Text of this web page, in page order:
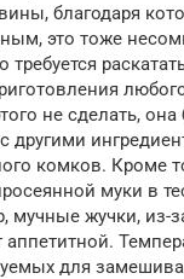
благодаря
это тоже
требуется
не сделать, она
другими
комков. Кроме
муки в
мучные жучки, из-
аппетитной.
для